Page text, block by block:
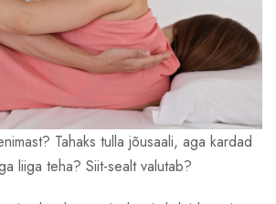
Tahaks tulla jõusaali, aga kardad
liiga teha? Siit-sealt valutab?